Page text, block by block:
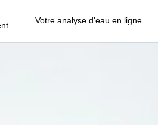
Votre analyse d'eau en ligne